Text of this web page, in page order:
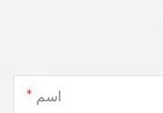
اسم